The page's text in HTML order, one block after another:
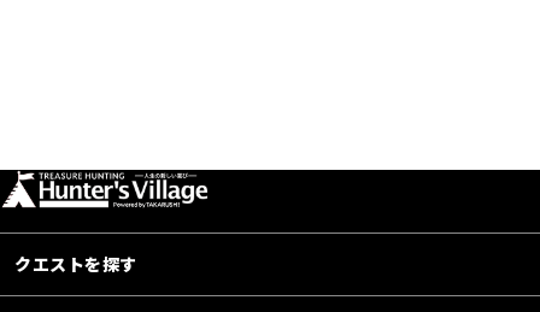
クエストを探す